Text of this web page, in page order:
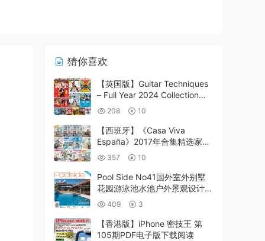
猜你喜欢
【英国版】Guitar Techniques
– Full Year 2024 Collection吉
他音乐pdf杂志
208 10
【西班牙】《Casa Viva
España》2017年合集精选家居
室内摄影布局软装设计PDF杂志
（11本）
357 10
Pool Side No41国外室外别墅
花园游泳池水池户外景观设计参
考pdf
409 3
【香港版】iPhone 密技王 第
105期PDF电子版下载阅读